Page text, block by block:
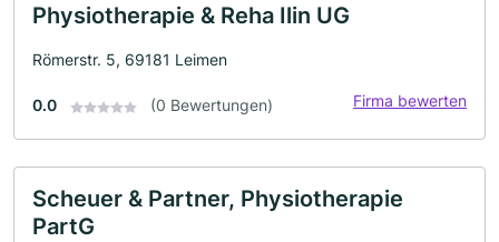
Physiotherapie & Reha Ilin UG
Römerstr. 5, 69181 Leimen
0.0 (0 Bewertungen) Firma bewerten
Scheuer & Partner, Physiotherapie
PartG